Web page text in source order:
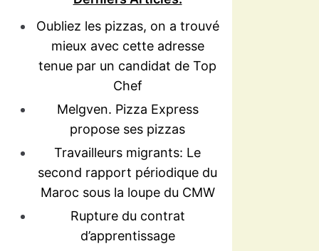
Oubliez les pizzas, on a trouvé
mieux avec cette adresse
tenue par un candidat de Top
Chef
Melgven. Pizza Express
propose ses pizzas
Travailleurs migrants: Le
second rapport périodique du
Maroc sous la loupe du CMW
Rupture du contrat
d’apprentissage